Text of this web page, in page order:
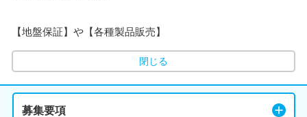
【地盤保証】や【各種製品販売】
閉じる
募集要項